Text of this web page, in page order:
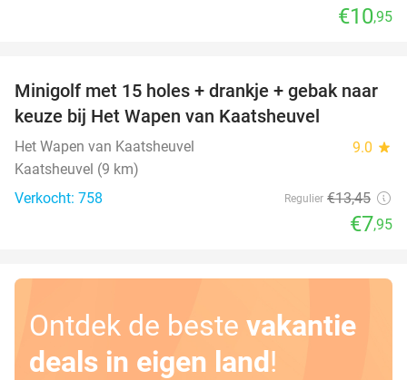
€10,95
41%
Minigolf met 15 holes + drankje + gebak naar
keuze bij Het Wapen van Kaatsheuvel
Het Wapen van Kaatsheuvel 9.0 star
Kaatsheuvel (9 km)
Verkocht: 758
Regulier €13,45
€7,95
Ontdek de beste vakantie
deals in eigen land!